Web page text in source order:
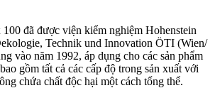
đã được viện kiểm nghiệm Hohenstein
Technik und Innovation ÖTI (Wien/
vào năm 1992, áp dụng cho các sản phẩm
gồm tất cả các cấp độ trong sản xuất với
chứa chất độc hại một cách tổng thể.